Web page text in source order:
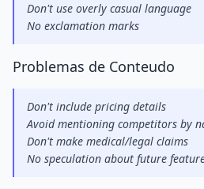
Don't use overly casual language
No exclamation marks
Problemas de Conteudo
Don't include pricing details
Avoid mentioning competitors by
Don't make medical/legal claims
No speculation about future